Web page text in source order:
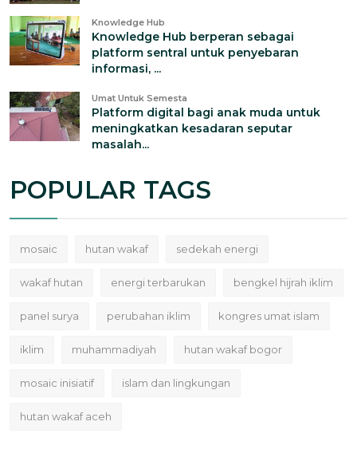
Knowledge Hub
Knowledge Hub berperan sebagai
platform sentral untuk penyebaran
informasi, ...
Umat Untuk Semesta
Platform digital bagi anak muda untuk
meningkatkan kesadaran seputar
masalah...
POPULAR TAGS
mosaic hutan wakaf sedekah energi
wakaf hutan energi terbarukan bengkel hijrah iklim
panel surya perubahan iklim kongres umat islam
iklim muhammadiyah hutan wakaf bogor
mosaic inisiatif islam dan lingkungan
hutan wakaf aceh